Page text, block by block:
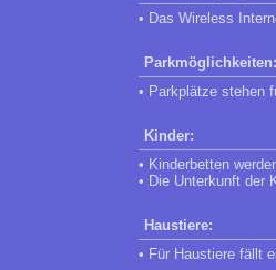
• Das Wireless
Parkmöglichkeiten:
• Parkplätze stehen
Kinder:
• Kinderbetten
• Die Unterkunft der
Haustiere:
• Für Haustiere fällt